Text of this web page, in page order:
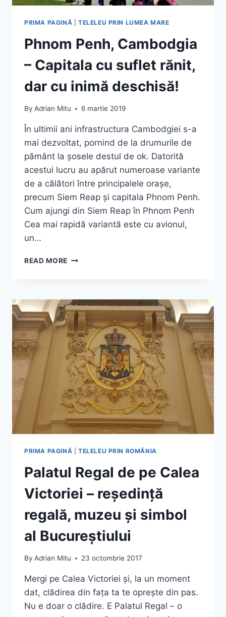
PRIMA PAGINĂ TELELEU PRIN LUMEA MARE
Phnom Penh, Cambodgia
– Capitala cu suflet rănit,
dar cu inimă deschisă!
By Adrian Mitu 6 martie 2019
În ultimii ani infrastructura Cambodgiei s-a
mai dezvoltat, pornind de la drumurile de
pământ la șosele destul de ok. Datorită
acestui lucru au apărut numeroase variante
de a călători între principalele orașe,
precum Siem Reap și capitala Phnom Penh.
Cum ajungi din Siem Reap în Phnom Penh
Cea mai rapidă variantă este cu avionul,
un…
READ MORE PHNOM
CAPITALA
CU
SUFLET
RĂNIT,
DAR
CU
INIMĂ
DESCHISĂ!
PRIMA PAGINĂ TELELEU PRIN ROMÂNIA
Palatul Regal de pe Calea
Victoriei – reședință
regală, muzeu și simbol
al Bucureștiului
By Adrian Mitu 23 octombrie 2017
Mergi pe Calea Victoriei și, la un moment
dat, clădirea din fața ta te oprește din pas.
Nu e doar o clădire. E Palatul Regal – o